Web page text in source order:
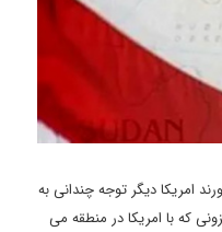
امریکا دیگر توجه چندانی به
که با امریکا در منطقه می